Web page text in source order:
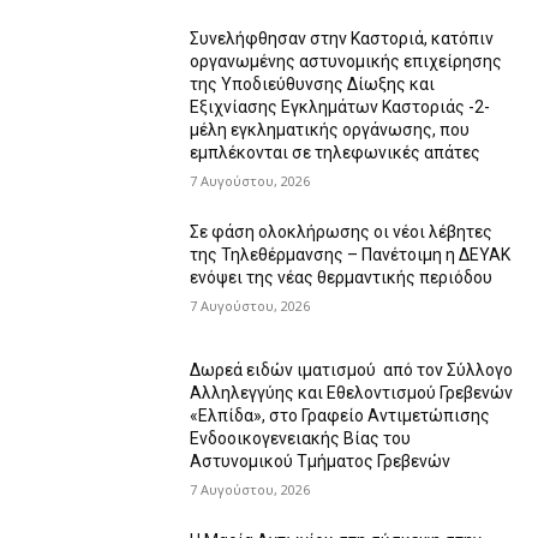
Συνελήφθησαν στην Καστοριά, κατόπιν
οργανωμένης αστυνομικής επιχείρησης
της Υποδιεύθυνσης Δίωξης και
Εξιχνίασης Εγκλημάτων Καστοριάς -2-
μέλη εγκληματικής οργάνωσης, που
εμπλέκονται σε τηλεφωνικές απάτες
7 Αυγούστου, 2026
Σε φάση ολοκλήρωσης οι νέοι λέβητες
της Τηλεθέρμανσης – Πανέτοιμη η ΔΕΥΑΚ
ενόψει της νέας θερμαντικής περιόδου
7 Αυγούστου, 2026
Δωρεά ειδών ιματισμού από τον Σύλλογο
Αλληλεγγύης και Εθελοντισμού Γρεβενών
«Ελπίδα», στο Γραφείο Αντιμετώπισης
Ενδοοικογενειακής Βίας του
Αστυνομικού Τμήματος Γρεβενών
7 Αυγούστου, 2026